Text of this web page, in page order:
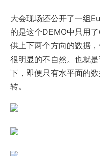
大会现场还公开了一组
的是这个DEMO中只用
供上下两个方向的数据
很明显的不自然。也就
下，即便只有水平面的
转。